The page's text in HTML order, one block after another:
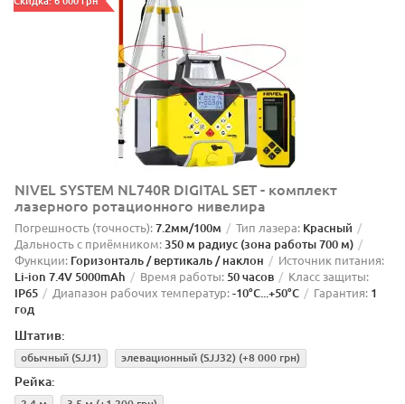
NIVEL SYSTEM NL740R DIGITAL SET - комплект
лазерного ротационного нивелира
Погрешность (точность):7.2мм/100м Тип лазера: Красный
Дальность с приёмником:350 м радиус (зона работы 700 м)
Функции: Горизонталь / вертикаль / наклон Источник питания:
Li-ion 7.4V 5000mAh Время работы: 50 часов Класс защиты:
IP65 Диапазон рабочих температур:-10°C...+50°C Гарантия: 1
год
Штатив:
обычный (SJJ1) элевационный (SJJ32) (+8 000 грн)
Рейка: